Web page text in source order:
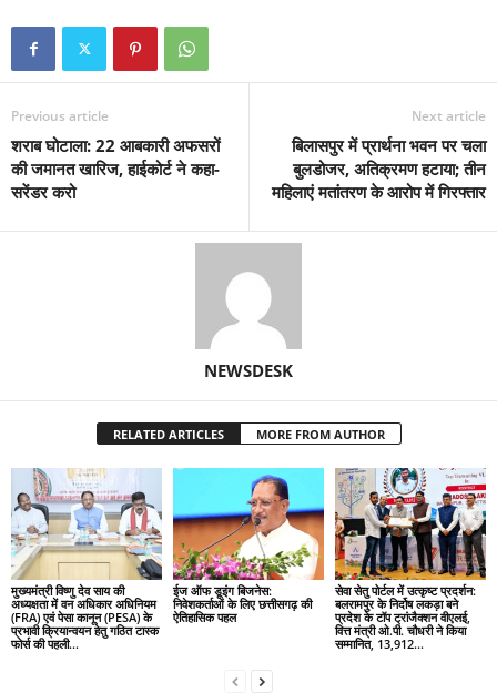
Previous article
शराब घोटाला: 22 आबकारी अफसरों
की जमानत खारिज, हाईकोर्ट ने कहा-
सरेंडर करो
Next article
बिलासपुर में प्रार्थना भवन पर चला
बुलडोजर, अतिक्रमण हटाया; तीन
महिलाएं मतांतरण के आरोप में गिरफ्तार
NEWSDESK
RELATED ARTICLES MORE FROM AUTHOR
मुख्यमंत्री विष्णु देव साय की
अध्यक्षता में वन अधिकार अधिनियम
(FRA) एवं पेसा कानून (PESA) के
प्रभावी क्रियान्वयन हेतु गठित टास्क
फोर्स की पहली...
ईज ऑफ डूइंग बिजनेस:
निवेशकर्ताओं के लिए छत्तीसगढ़ की
ऐतिहासिक पहल
सेवा सेतु पोर्टल में उत्कृष्ट प्रदर्शन:
बलरामपुर के निर्दोष लकड़ा बने
प्रदेश के टॉप ट्रांजैक्शन वीएलई,
वित्त मंत्री ओ.पी. चौधरी ने किया
सम्मानित, 13,912...